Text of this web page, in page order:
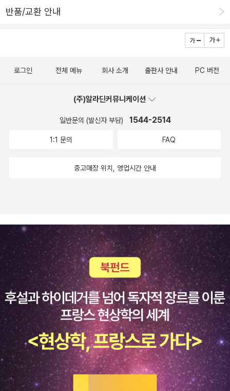
을 제공받아 작성되었습니다.
습니다. 안전성에 대해서는 국가통합인증마크 KC마크와 유럽공동체
겠죠? 언제 어디서나 안전하게 즐길 수 있는 <꼼지락 손가락 인형 시
야기입니다. 실제 동물의 생활을 바탕으로한 일상적인 이야기들로 이
에서는 해달 가족의 씩씩한 모험이야기로 다양한 가족애를 느
낄 수 있습니다. 아기 해달은 아빠에게 헤엄을 배워 용기있게 여러 해
이 듭니다. 단지 일상적인 이야기만으로 보일 수 있지만 손가락 인형
할 수 있습니다. 이렇게 책 곳곳의 사랑을 발견하고 가족들에게 직
반품/교환 안내
로그인 전체 메뉴 회사 소개 출판사 안내 PC 버전
(주)알라딘커뮤니케이션
일반문의 (발신자 부담) 1544-2514
1:1 문의 FAQ
중고매장 위치, 영업시간 안내